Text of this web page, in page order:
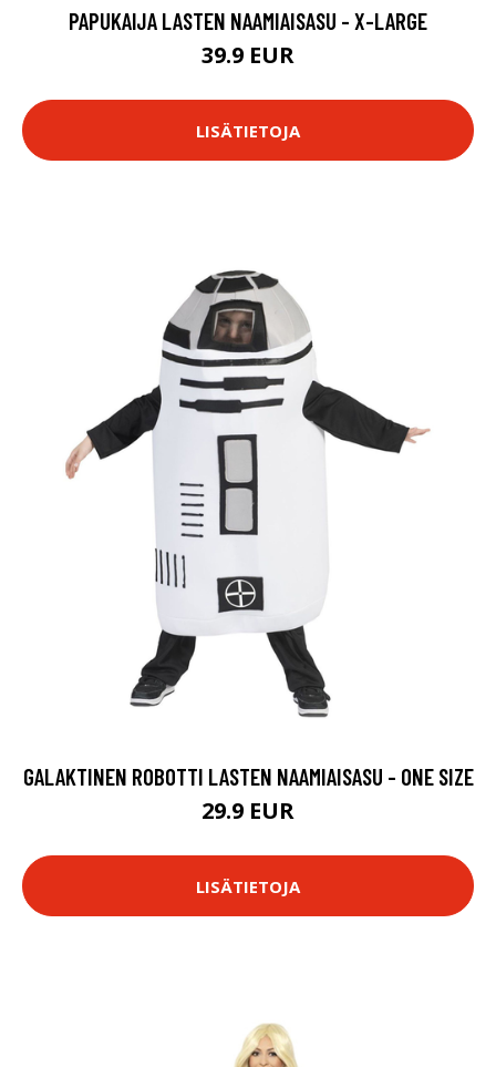
PAPUKAIJA LASTEN NAAMIAISASU - X-LARGE
39.9 EUR
LISÄTIETOJA
GALAKTINEN ROBOTTI LASTEN NAAMIAISASU - ONE SIZE
29.9 EUR
LISÄTIETOJA